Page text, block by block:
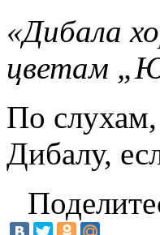
«Дибала
цветам
По
Дибалу,